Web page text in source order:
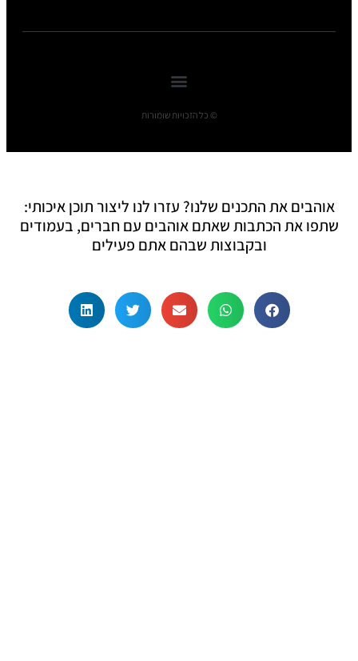
© כל הזכויות שומורות
אוהבים את התכנים שלנו? עזרו לנו ליצור תוכן איכותי:
שתפו את הכתבות שאתם אוהבים עם חברים, בעמודים
ובקבוצות שבהם אתם פעילים